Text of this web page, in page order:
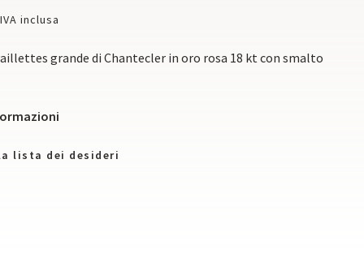
IVA inclusa
grande di Chantecler in oro rosa 18 kt con smalto
lista dei desideri